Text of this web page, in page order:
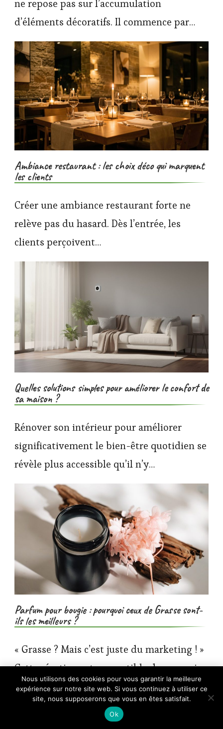
ne repose pas sur l’accumulation
d’éléments décoratifs. Il commence par…
Ambiance restaurant : les choix déco qui marquent
les clients
Créer une ambiance restaurant forte ne
relève pas du hasard. Dès l’entrée, les
clients perçoivent…
Quelles solutions simples pour améliorer le confort de
sa maison ?
Rénover son intérieur pour améliorer
significativement le bien-être quotidien se
révèle plus accessible qu’il n’y…
Parfum pour bougie : pourquoi ceux de Grasse sont-
ils les meilleurs ?
« Grasse ? Mais c’est juste du marketing ! »
Cette réaction est susceptible de survenir
lorsqu’on…
×
🔥 TOP VENTE
Ouch Fluo Collier avec laisse - Glow in the
Dark - Neon Gree…
Voir l'offre
Nous utilisons des cookies pour vous garantir la meilleure
expérience sur notre site web. Si vous continuez à utiliser ce
site, nous supposerons que vous en êtes satisfait.
Ok